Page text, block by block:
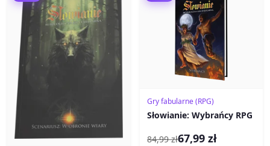
Gry fabularne (RPG)
Słowianie: Wybrańcy RPG
84,99 zł67,99 zł